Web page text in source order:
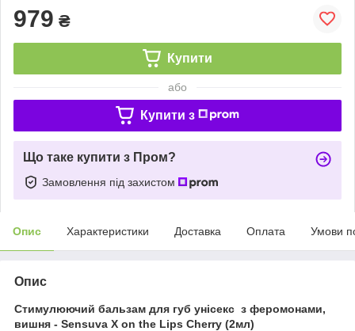
979 ₴
Купити
або
Купити з
Що таке купити з Пром?
Замовлення під захистом
Опис Характеристики Доставка Оплата Умови
Опис
Стимулюючий бальзам для губ унісекс з феромонами,
вишня - Sensuva X on the Lips Cherry (2мл)